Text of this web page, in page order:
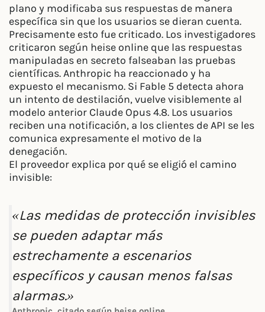
plano y modificaba sus respuestas de manera
específica sin que los usuarios se dieran cuenta.
Precisamente esto fue criticado. Los investigadores
criticaron según heise online que las respuestas
manipuladas en secreto falseaban las pruebas
científicas. Anthropic ha reaccionado y ha
expuesto el mecanismo. Si Fable 5 detecta ahora
un intento de destilación, vuelve visiblemente al
modelo anterior Claude Opus 4.8. Los usuarios
reciben una notificación, a los clientes de API se les
comunica expresamente el motivo de la
denegación.
El proveedor explica por qué se eligió el camino
invisible:
«Las medidas de protección invisibles
se pueden adaptar más
estrechamente a escenarios
específicos y causan menos falsas
alarmas.»